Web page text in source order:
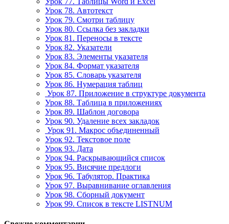
Урок 78. Автотекст
Урок 79. Смотри таблицу
Урок 80. Ссылка без закладки
Урок 81. Переносы в тексте
Урок 82. Указатели
Урок 83. Элементы указателя
Урок 84. Формат указателя
Урок 85. Словарь указателя
Урок 86. Нумерация таблиц
Урок 87. Приложение в структуре документа
Урок 88. Таблица в приложениях
Урок 89. Шаблон договора
Урок 90. Удаление всех закладок
Урок 91. Макрос объединенный
Урок 92. Текстовое поле
Урок 93. Дата
Урок 94. Раскрывающийся список
Урок 95. Висячие предлоги
Урок 96. Табулятор. Практика
Урок 97. Выравнивание оглавления
Урок 98. Сборный документ
Урок 99. Список в тексте LISTNUM